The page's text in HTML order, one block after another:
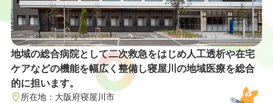
地域の総合病院として二次救急をはじめ人工透析や在宅
ケアなどの機能を幅広く整備し寝屋川の地域医療を総合
的に担います。
所在地： 大阪府寝屋川市